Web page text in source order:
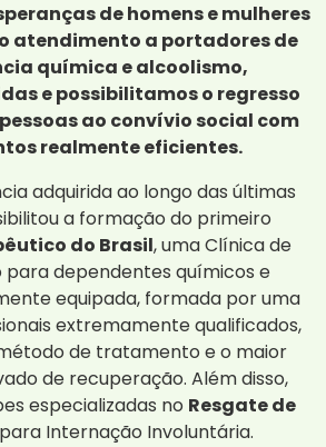
de homens e mulheres
atendimento a portadores de
química e alcoolismo,
e possibilitamos o regresso
ao convívio social com
realmente eficientes.
adquirida ao longo das últimas
a formação do primeiro
do Brasil, uma Clínica de
para dependentes químicos e
equipada, formada por uma
extremamente qualificados,
de tratamento e o maior
de recuperação. Além disso,
especializadas no Resgate de
para Internação Involuntária.